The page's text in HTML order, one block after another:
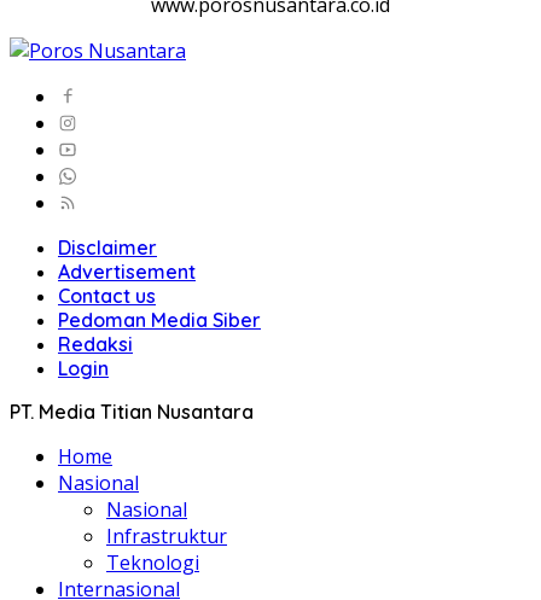
Disclaimer
Advertisement
Contact us
Pedoman Media Siber
Redaksi
Login
PT. Media Titian Nusantara
Home
Nasional
Nasional
Infrastruktur
Teknologi
Internasional